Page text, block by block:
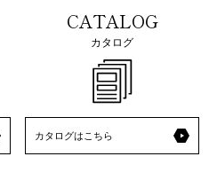
CATALOG
カタログ
カタログはこちら